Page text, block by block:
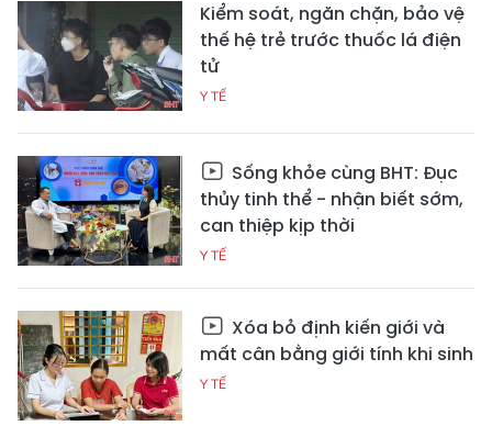
Kiểm soát, ngăn chặn, bảo vệ
thế hệ trẻ trước thuốc lá điện
tử
Y TẾ
Sống khỏe cùng BHT: Đục
thủy tinh thể - nhận biết sớm,
can thiệp kịp thời
Y TẾ
Xóa bỏ định kiến giới và
mất cân bằng giới tính khi sinh
Y TẾ